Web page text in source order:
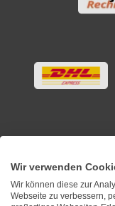
Wir verwenden
Wir können diese zur
Webseite zu verbessern,